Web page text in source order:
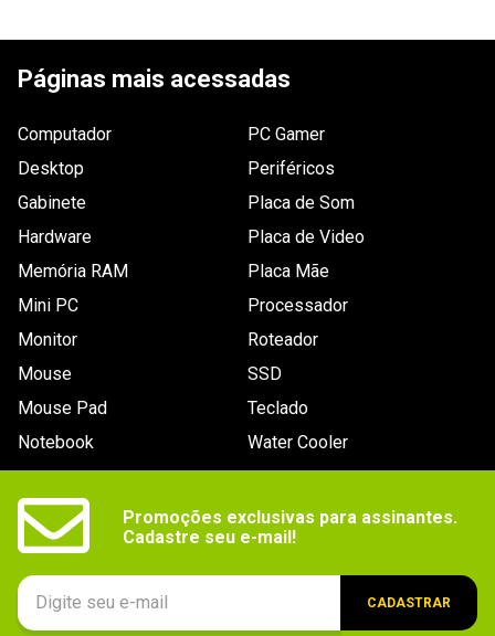
ESCREVER AVALIAÇÃO
Páginas mais acessadas
Computador
Desktop
Gabinete
Hardware
Memória RAM
Mini PC
Monitor
Mouse
Mouse Pad
Notebook
PC Gamer
Periféricos
Placa de Som
Placa de Video
Placa Mãe
Processador
Roteador
SSD
Teclado
Water Cooler
Promoções exclusivas para assinantes.
Cadastre seu e-mail!
CADASTRAR